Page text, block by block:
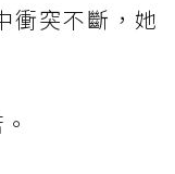
衝突不斷，她